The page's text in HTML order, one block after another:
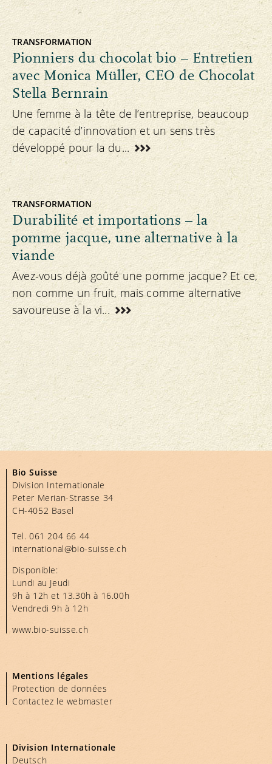
TRANSFORMATION
Pionniers du chocolat bio – Entretien
avec Monica Müller, CEO de Chocolat
Stella Bernrain
Une femme à la tête de l’entreprise, beaucoup
de capacité d’innovation et un sens très
développé pour la du...
TRANSFORMATION
Durabilité et importations – la
pomme jacque, une alternative à la
viande
Avez-vous déjà goûté une pomme jacque? Et ce,
non comme un fruit, mais comme alternative
savoureuse à la vi...
Bio Suisse
Division Internationale
Peter Merian-Strasse 34
CH-4052 Basel
Tel.061 204 66 44
international@bio-suisse.ch
Disponible:
Lundi au Jeudi
9h à 12h et 13.30h à 16.00h
Vendredi 9h à 12h
www.bio-suisse.ch
Mentions légales
Protection de données
Contactez le webmaster
Division Internationale
Deutsch